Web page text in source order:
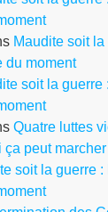
Maudite soit
du moment
soit la guerre
Quatre luttes
ça peut marcher
soit la guerre :